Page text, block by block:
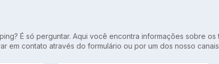
É só perguntar. Aqui você encontra informações sobre
em contato através do formulário ou por um dos nosso